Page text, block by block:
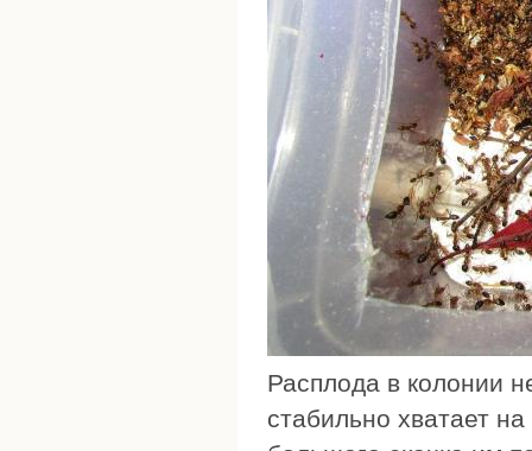
Расплода в колонии
стабильно хватает